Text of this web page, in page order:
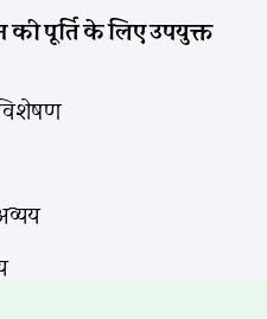
की पूर्ति के लिए उपयुक्त